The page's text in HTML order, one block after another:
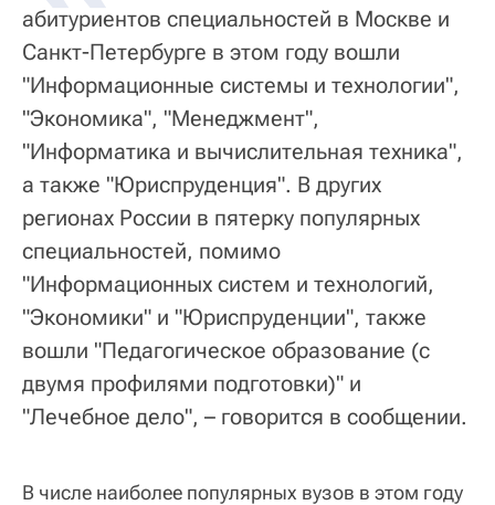
абитуриентов специальностей в Москве и
Санкт-Петербурге в этом году вошли
"Информационные системы и технологии",
"Экономика", "Менеджмент",
"Информатика и вычислительная техника",
а также "Юриспруденция". В других
регионах России в пятерку популярных
специальностей, помимо
"Информационных систем и технологий,
"Экономики" и "Юриспруденции", также
вошли "Педагогическое образование (с
двумя профилями подготовки)" и
"Лечебное дело", – говорится в сообщении.
В числе наиболее популярных вузов в этом году